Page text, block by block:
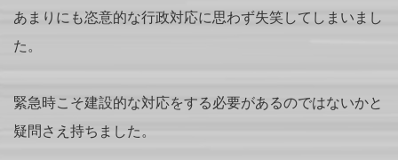
あまりにも恣意的な行政対応に思わず失笑してしまいまし
た。
緊急時こそ建設的な対応をする必要があるのではないかと
疑問さえ持ちました。